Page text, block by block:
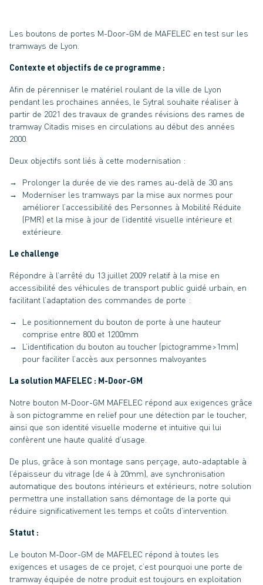
Les boutons de portes M-Door-GM de MAFELEC en test sur les
tramways de Lyon.
Contexte et objectifs de ce programme :
Afin de pérenniser le matériel roulant de la ville de Lyon
pendant les prochaines années, le Sytral souhaite réaliser à
partir de 2021 des travaux de grandes révisions des rames de
tramway Citadis mises en circulations au début des années
2000.
Deux objectifs sont liés à cette modernisation :
Prolonger la durée de vie des rames au-delà de 30 ans
Moderniser les tramways par la mise aux normes pour
améliorer l’accessibilité des Personnes à Mobilité Réduite
(PMR) et la mise à jour de l’identité visuelle intérieure et
extérieure.
Le challenge
Répondre à l’arrêté du 13 juillet 2009 relatif à la mise en
accessibilité des véhicules de transport public guidé urbain, en
facilitant l’adaptation des commandes de porte :
Le positionnement du bouton de porte à une hauteur
comprise entre 800 et 1200mm
L’identification du bouton au toucher (pictogramme>1mm)
pour faciliter l’accès aux personnes malvoyantes
La solution MAFELEC : M-Door-GM
Notre bouton M-Door-GM MAFELEC répond aux exigences grâce
à son pictogramme en relief pour une détection par le toucher,
ainsi que son identité visuelle moderne et intuitive qui lui
confèrent une haute qualité d’usage.
De plus, grâce à son montage sans perçage, auto-adaptable à
l’épaisseur du vitrage (de 4 à 20mm), ave synchronisation
automatique des boutons intérieurs et extérieurs, notre solution
permettra une installation sans démontage de la porte qui
réduire significativement les temps et coûts d’intervention.
Statut :
Le bouton M-Door-GM de MAFELEC répond à toutes les
exigences et usages de ce projet, c’est pourquoi une porte de
tramway équipée de notre produit est toujours en exploitation